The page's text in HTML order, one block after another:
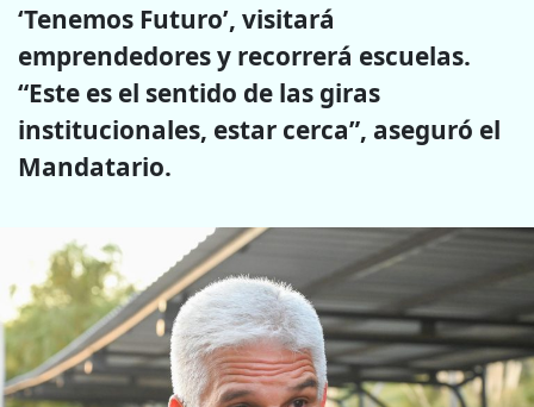
‘Tenemos Futuro’, visitará
emprendedores y recorrerá escuelas.
“Este es el sentido de las giras
institucionales, estar cerca”, aseguró el
Mandatario.